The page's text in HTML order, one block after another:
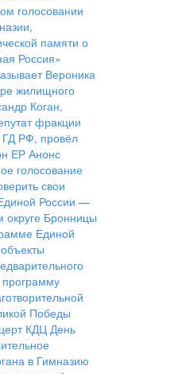
голосовании
памяти о
Россия»
Вероника
жилищного
Коган,
фракции
ГД РФ, провёл
ЕР Анонс
голосование
свои
России —
округе Бронницы
Единой
Победы
КДЦ День
в Гимназию